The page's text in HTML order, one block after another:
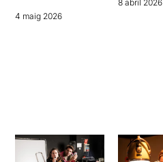
4 maig 2026
8 abril 2026